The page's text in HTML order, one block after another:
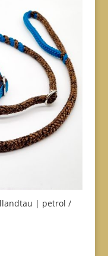
| petrol /